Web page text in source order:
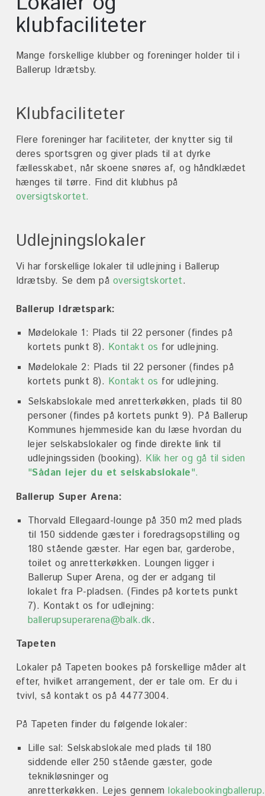
klubfaciliteter
Mange forskellige klubber og foreninger holder til i
Ballerup Idrætsby.
Klubfaciliteter
Flere foreninger har faciliteter, der knytter sig til
deres sportsgren og giver plads til at dyrke
fællesskabet, når skoene snøres af, og håndklædet
hænges til tørre. Find dit klubhus på
oversigtskortet.
Udlejningslokaler
Vi har forskellige lokaler til udlejning i Ballerup
Idrætsby. Se dem på oversigtskortet.
Ballerup Idrætspark:
Mødelokale 1: Plads til 22 personer (findes på
kortets punkt 8). Kontakt os for udlejning.
Mødelokale 2: Plads til 22 personer (findes på
kortets punkt 8). Kontakt os for udlejning.
Selskabslokale med anretterkøkken, plads til 80
personer (findes på kortets punkt 9). På Ballerup
Kommunes hjemmeside kan du læse hvordan du
lejer selskabslokaler og finde direkte link til
udlejningssiden (booking). Klik her og gå til siden
"Sådan lejer du et selskabslokale".
Ballerup Super Arena:
Thorvald Ellegaard-lounge på 350 m2 med plads
til 150 siddende gæster i foredragsopstilling og
180 stående gæster. Har egen bar, garderobe,
toilet og anretterkøkken. Loungen ligger i
Ballerup Super Arena, og der er adgang til
lokalet fra P-pladsen. (Findes på kortets punkt
7). Kontakt os for udlejning:
ballerupsuperarena@balk.dk.
Tapeten
Lokaler på Tapeten bookes på forskellige måder alt
efter, hvilket arrangement, der er tale om. Er du i
tvivl, så kontakt os på 44773004.
På Tapeten finder du følgende lokaler:
Lille sal: Selskabslokale med plads til 180
siddende eller 250 stående gæster, gode
teknikløsninger og
anretterkøkken. Lejes gennem
Fordeling af tider - Fodbold
East Kilbride Badet
Ballerup Atletik Stadion
Lokaler og klubfaciliteter
Cykelcrossbane
Udendørs træning og
aktiviteter
Kort over Ballerup Idrætsby
Kort - fodboldbaner
Kort over faciliteter i Ballerup
Transport
Find vej
Foreninger og hold
Om Ballerup Idrætsby
Leje af baner og lokaler
Takster - prisoversigt
Kontakt
Måløv Idrætspark
om Måløv Idrætspark
Foreninger og hold i Måløv
Udviklingsplan for Måløv
Idrætspark